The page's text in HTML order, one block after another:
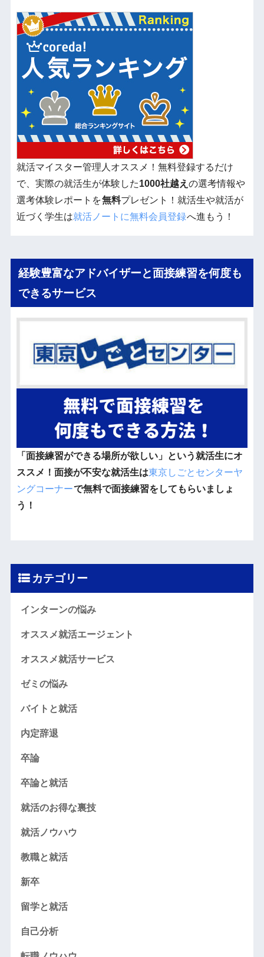
就活マイスター管理人オススメ！無料登録するだけ
で、実際の就活生が体験した1000社越え の選考情報や
選考体験レポートを無料プレゼント！就活生や就活が
近づく学生は就活ノートに無料会員登録へ進もう！
経験豊富なアドバイザーと面接練習を何度も
できるサービス
「面接練習ができる場所が欲しい」という就活生にオ
ススメ！面接が不安な就活生は東京しごとセンターヤ
ングコーナーで無料で面接練習をしてもらいましょ
う！
カテゴリー
インターンの悩み
オススメ就活エージェント
オススメ就活サービス
ゼミの悩み
バイトと就活
内定辞退
卒論
卒論と就活
就活のお得な裏技
就活ノウハウ
教職と就活
新卒
留学と就活
自己分析